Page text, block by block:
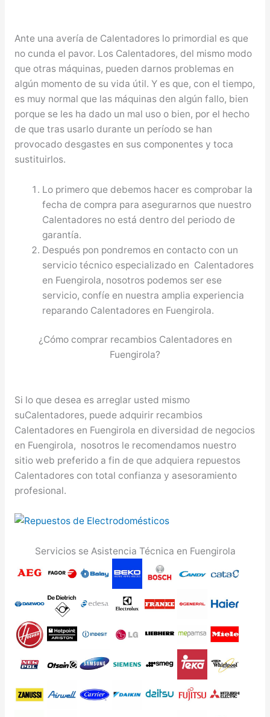
Ante una avería de Calentadores lo primordial es que
no cunda el pavor. Los Calentadores, del mismo modo
que otras máquinas, pueden darnos problemas en
algún momento de su vida útil. Y es que, con el tiempo,
es muy normal que las máquinas den algún fallo, bien
porque se les ha dado un mal uso o bien, por el hecho
de que tras usarlo durante un período se han
provocado desgastes en sus componentes y toca
sustituirlos.
Lo primero que debemos hacer es comprobar la
fecha de compra para asegurarnos que nuestro
Calentadores no está dentro del periodo de
garantía.
Después pon pondremos en contacto con un
servicio técnico especializado en Calentadores
en Fuengirola, nosotros podemos ser ese
servicio, confíe en nuestra amplia experiencia
reparando Calentadores en Fuengirola.
¿Cómo comprar recambios Calentadores en
Fuengirola?
Si lo que desea es arreglar usted mismo
suCalentadores, puede adquirir recambios
Calentadores en Fuengirola en diversidad de negocios
en Fuengirola, nosotros le recomendamos nuestro
sitio web preferido a fin de que adquiera repuestos
Calentadores con total confianza y asesoramiento
profesional.
Servicios se Asistencia Técnica en Fuengirola